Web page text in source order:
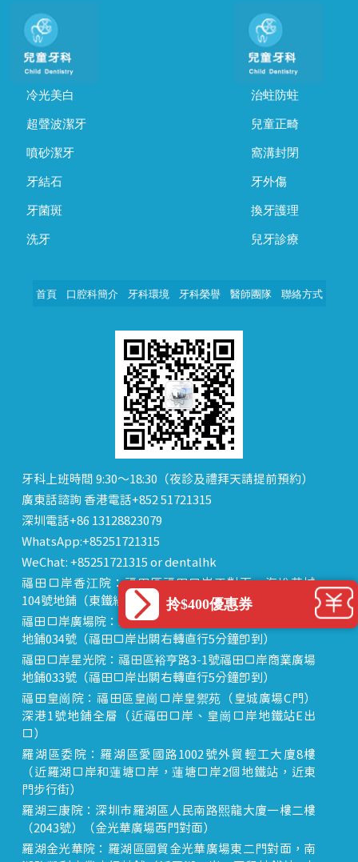
冷光美白
超聲波潔牙
噴砂潔牙
牙結石
牙菌斑
洗牙
治蛀防蛀
兒童正畸
窩溝封閉
牙外傷
換牙護理
兒牙診療
首頁 口腔科簡介 牙科環境 牙科榮譽 醫師團隊 聯絡方式
牙科上班時間 9:30～18:30（夜診及禮拜天請提前預約）
廣東話諮詢 香港電話+852 51721315
深圳電話+86 13128823079
WhatsApp:+85251721315
WeChat: +85251721315 or dentalhk
福田口岸香江院：福田區福田口岸正對面，海悅華城
104號地鋪（東鐵線落馬洲站出關對面即到）
福田口岸廣場院：福田區裕亨路3-1號福田口岸商業廣場
地鋪034號（福田口岸出關右轉直行5分鐘即到）
福田口岸星光院：福田區裕亨路3-1號福田口岸商業廣場
地鋪033號（福田口岸出關右轉直行5分鐘即到）
福田皇崗院：福田區皇崗口岸皇禦苑（皇城廣場C門）
深港1號地鋪全層（近福田口岸、皇崗口岸地鐵站E出
口）
羅湖區委院：羅湖區愛國路1002號外貿輕工大廈8樓
（近羅湖口岸和蓮塘口岸，蓮塘口岸2個地鐵站，近東
門步行街）
羅湖三康院：深圳市羅湖區人民南路熙龍大廈一樓二樓
（2043號）（金光華廣場西門對面）
羅湖金光華院：羅湖區國貿金光華廣場東二門對面，南
拎$400優惠券